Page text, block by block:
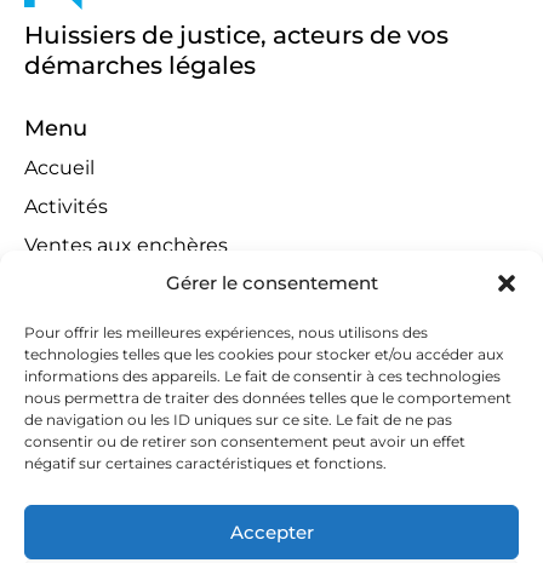
Gérer le consentement
Pour offrir les meilleures expériences, nous utilisons des
technologies telles que les cookies pour stocker et/ou accéder aux
informations des appareils. Le fait de consentir à ces technologies
nous permettra de traiter des données telles que le comportement
de navigation ou les ID uniques sur ce site. Le fait de ne pas
consentir ou de retirer son consentement peut avoir un effet
négatif sur certaines caractéristiques et fonctions.
Accepter
Huissiers de justice, acteurs de vos
démarches légales
Menu
Accueil
Activités
Ventes aux enchères
Compétences territoriales
Jeux concours
Liens
Contact
Contactez-nous
huissiers@tapella-nilles.lu